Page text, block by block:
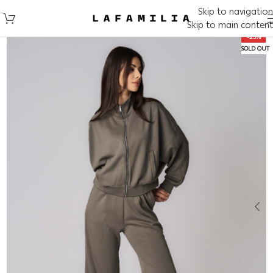
Skip to navigation
Skip to main content
-25%
SOLD OUT